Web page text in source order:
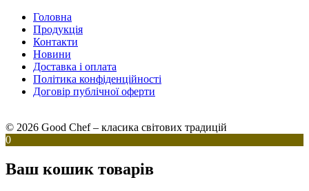
Головна
Продукція
Контакти
Новини
Доставка і оплата
Політика конфіденційності
Договір публічної оферти
© 2026 Good Chef – класика світових традицій
0
Ваш кошик товарів